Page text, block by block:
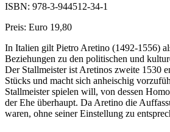
ISBN: 978-3-944512-34-1
Preis: Euro 19,80
In Italien gilt Pietro Aretino (1492-1556)
Beziehungen zu den politischen und
Der Stallmeister ist Aretinos zweite 1530
Stücks und macht sich anheischig
Stallmeister spielen will, von dessen
der Ehe überhaupt. Da Aretino die
waren, ohne seiner Einstellung zu